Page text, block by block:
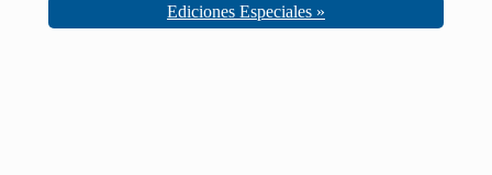
Ediciones Especiales »